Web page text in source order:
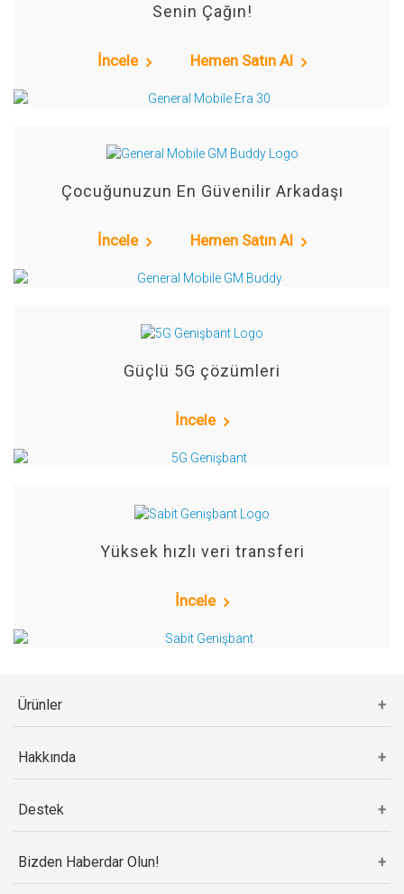
Senin Çağın!
İncele Hemen Satın Al
Çocuğunuzun En Güvenilir Arkadaşı
İncele Hemen Satın Al
Güçlü 5G çözümleri
İncele
Yüksek hızlı veri transferi
İncele
Ürünler
Hakkında
Destek
Bizden Haberdar Olun!